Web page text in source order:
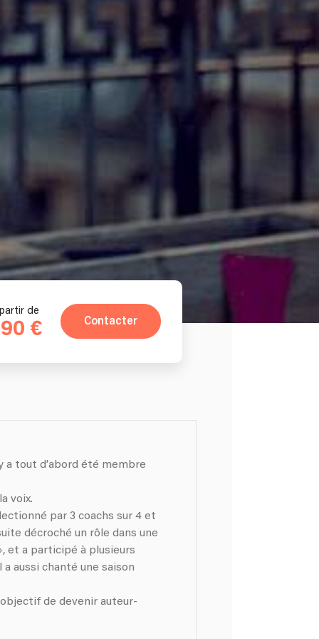
de
€ Contacter
a tout d’abord été membre
voix.
par 3 coachs sur 4 et
décroché un rôle dans une
et a participé à plusieurs
aussi chanté une saison
de devenir auteur-